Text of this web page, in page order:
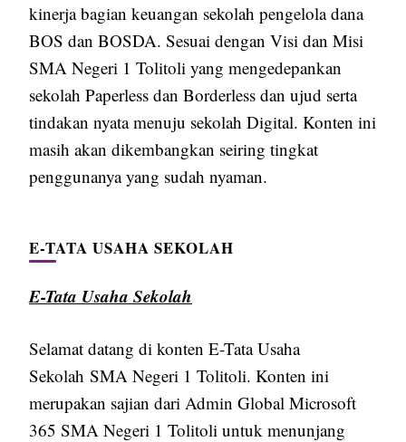
kinerja bagian keuangan sekolah pengelola dana
BOS dan BOSDA. Sesuai dengan Visi dan Misi
SMA Negeri 1 Tolitoli yang mengedepankan
sekolah Paperless dan Borderless dan ujud serta
tindakan nyata menuju sekolah Digital. Konten ini
masih akan dikembangkan seiring tingkat
penggunanya yang sudah nyaman.
E-TATA USAHA SEKOLAH
E-Tata Usaha Sekolah
Selamat datang di konten E-Tata Usaha
Sekolah SMA Negeri 1 Tolitoli. Konten ini
merupakan sajian dari Admin Global Microsoft
365 SMA Negeri 1 Tolitoli untuk menunjang